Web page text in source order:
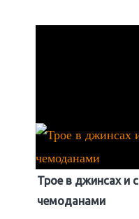
Трое в джинсах и с
чемоданами